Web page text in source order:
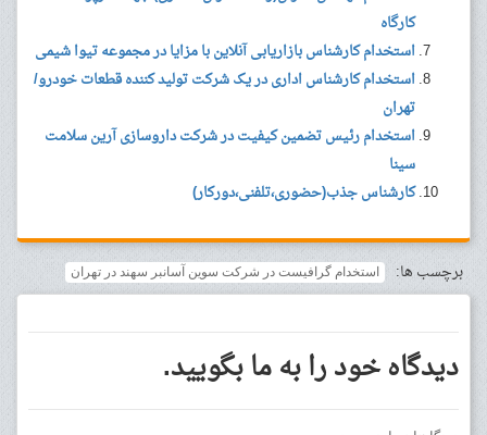
کارگاه
استخدام کارشناس بازاریابی آنلاین با مزایا در مجموعه تیوا شیمی
استخدام کارشناس اداری در یک شرکت تولید کننده قطعات خودرو/
تهران
استخدام رئیس تضمین کیفیت در شرکت داروسازی آرین سلامت
سینا
کارشناس جذب(حضوری،تلفنی،دورکار)
برچسب ها: استخدام گرافیست در شرکت سوین آسانبر سهند در تهران
دیدگاه خود را به ما بگویید.